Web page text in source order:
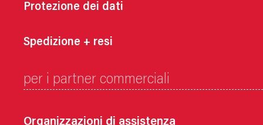
Protezione dei dati
Spedizione + resi
per i partner commerciali
Organizzazioni di assistenza